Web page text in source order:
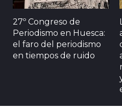
27º Congreso de
Periodismo en Huesca:
el faro del periodismo
en tiempos de ruido